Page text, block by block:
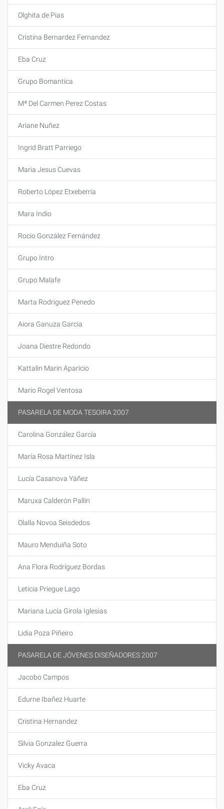
Olghita de Pias
Cristina Bernardez Fernandez
Eba Cruz
Grupo Bomantica
Mª Del Carmen Perez Costas
Ariane Nuñez
Ingrid Bratt Parriego
Maria Jesus Cuevas
Roberto López Etxeberria
Mara Indio
Rocio González Fernández
Grupo Intro
Grupo Malafe
Marta Rodriguez Penedo
Aiora Ganuza Garcia
Joana Diestre Redondo
Kattalin Marin Aparicio
Mario Rogel Ventosa
PASARELA DE MODA TESOIRA 2007
Carolina González García
María Rosa Martínez Isla
Lucía Casanova Yáñez
Maruxa Calderón Pallín
Olalla Novoa Seisdedos
Mauro Menduiña Soto
Ana Flora Rodríguez Bordas
Leticia Priegue Lago
Mariana Lucía Girola Iglesias
Lidia Poza Piñeiro
PASARELA DE JÓVENES DISEÑADORES 2007
Jacobo Campos
Edurne Ibañez Huarte
Cristina Hernandez
Silvia Gonzalez Guerra
Vicky Avaca
Eba Cruz